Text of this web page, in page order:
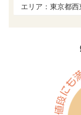
エリア：東京都西